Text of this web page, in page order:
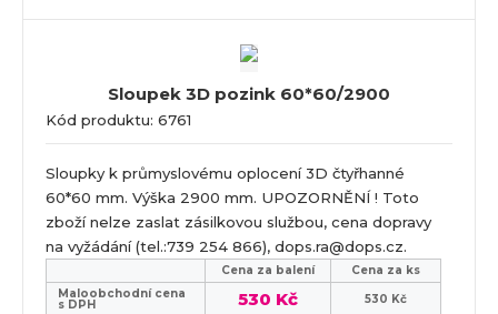
Sloupek 3D pozink 60*60/2900
Kód produktu: 6761
Sloupky k průmyslovému oplocení 3D čtyřhanné
60*60 mm. Výška 2900 mm. UPOZORNĚNÍ ! Toto
zboží nelze zaslat zásilkovou službou, cena dopravy
na vyžádání (tel.:739 254 866), dops.ra@dops.cz.
Cena za balení
Cena za ks
Maloobchodní cena
s DPH 530 Kč
530 Kč